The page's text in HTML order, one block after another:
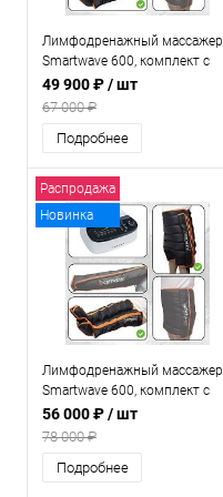
Лимфодренажный массажер
Smartwave 600, комплект с
манжетами для ног и
манжетой для руки
49 900 ₽/ шт
67 000 ₽
Подробнее
Распродажа
Новинка
Лимфодренажный массажер
Smartwave 600, комплект с
манжетами для ног и
манжетой-шорты
56 000 ₽/ шт
78 000 ₽
Подробнее